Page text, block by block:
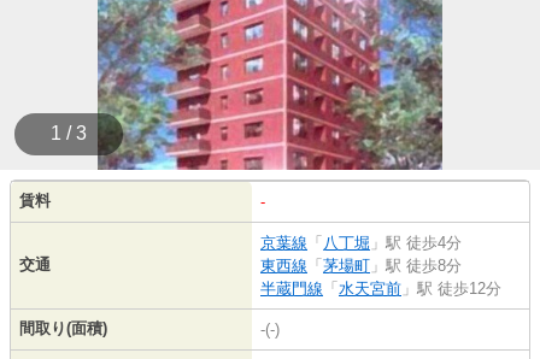
1 / 3
賃料 -
交通
京葉線 「 八丁堀 」駅 徒歩4分
東西線 「 茅場町 」駅 徒歩8分
半蔵門線 「 水天宮前 」駅 徒歩12分
間取り(面積) -(-)